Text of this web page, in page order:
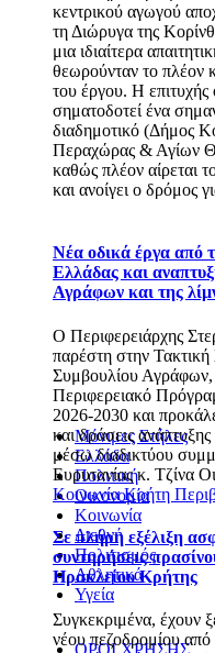
κεντρικού αγωγού
τη Διώρυγα της
μια ιδιαίτερα
θεωρούνταν το πλέον
του έργου. Η
σηματοδοτεί ένα
διαδημοτικό (Δήμος
Περαχώρας & Αγίων
καθώς πλέον αίρεται
και ανοίγει ο δρόμος
Νέα οδικά έργα από
Ελλάδας και
Αγράφων και της
Ο Περιφερειάρχης
παρέστη στην
Συμβουλίου
Περιφερειακό
2026-2030 και
και δράσεις
μέσω διαδικτύου
Ευρυτανίας κ. Τζίνα
ΚοινωνίαΚρήτη
Σε πλήρη εξέλιξη
συντηρήσεις
Ηρακλείου Κρήτης
Συγκεκριμένα, έχουν
νέου πεζοδρομίου από
Μόνιμες Στήλες
Ελλάδα
Πολιτική
Οικονομία
Κοινωνία
Διεθνή
Πολιτισμός
Αθλητικά
Υγεία
ΟΡΟΙ ΧΡΗΣΗΣ